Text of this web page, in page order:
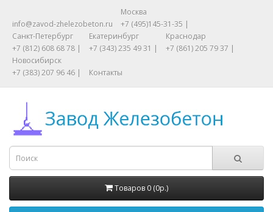
info@zavod-zhelezobeton.ru
Москва
+7 (495)145-31-35 |
Санкт-Петербург
+7 (812) 608 68 78 |
Екатеринбург
+7 (343) 235 49 31 |
Краснодар
+7 (861) 205 79 37 |
Новосибирск
+7 (383) 207 96 46 |
Контакты
Товаров 0 (0р.)